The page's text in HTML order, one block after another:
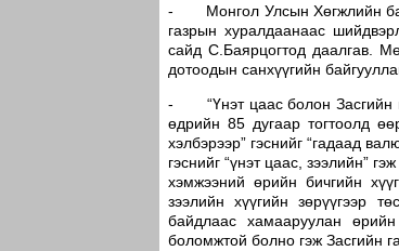
- Монгол Улсын Хөгжлийн
газрын хуралдаанаас
сайд С.Баярцогтод даалгав.
дотоодын санхүүгийн
- “Үнэт цаас болон Засгийн
өдрийн 85 дугаар тогтоолд
хэлбэрээр” гэснийг “гадаад
гэснийг “үнэт цаас, зээлийн”
хэмжээний өрийн бичгийн
зээлийн хүүгийн зөрүүгээр
байдлаас хамааруулан
боломжтой болно гэж Засгийн